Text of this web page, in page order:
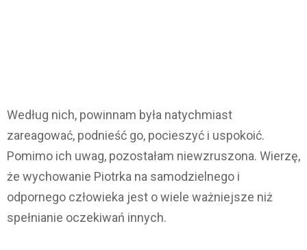
Według nich, powinnam była natychmiast
zareagować, podnieść go, pocieszyć i uspokoić.
Pomimo ich uwag, pozostałam niewzruszona. Wierzę,
że wychowanie Piotrka na samodzielnego i
odpornego człowieka jest o wiele ważniejsze niż
spełnianie oczekiwań innych.